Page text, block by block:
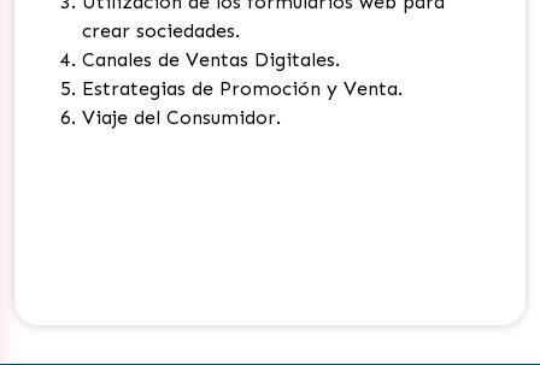
crear sociedades.
Canales de Ventas Digitales.
Estrategias de Promoción y Venta.
Viaje del Consumidor.